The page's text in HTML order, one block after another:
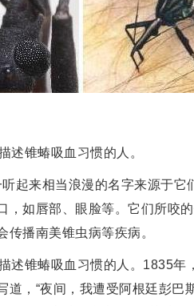
述锥蝽吸血习惯的人。
听起来相当浪漫的名字来源于
，如唇部、眼脸等。它们所咬
播南美锥虫病等疾病。
述锥蝽吸血习惯的人。1835年
道，“夜间，我遭受阿根廷彭巴